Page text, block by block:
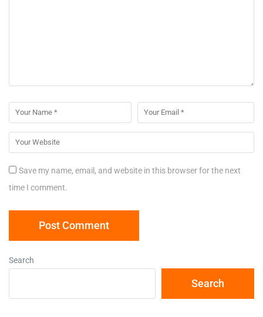
Save my name, email, and website in this browser for the next
time I comment.
Search
Search